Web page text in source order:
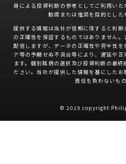
身による投資判断の参考としてご利用い
勧誘または推奨を目的とした
提供する情報は当社が信頼に値すると判
の正確性を保証するものではありません
配信しますが、データの正確性や完全性
ア等の予期せぬ不具合等により、遅延や
ます。個別銘柄の選択及び投資判断の最
ださい。当社が提供した情報を基にした
責任を負わないも
© 2019 copyright